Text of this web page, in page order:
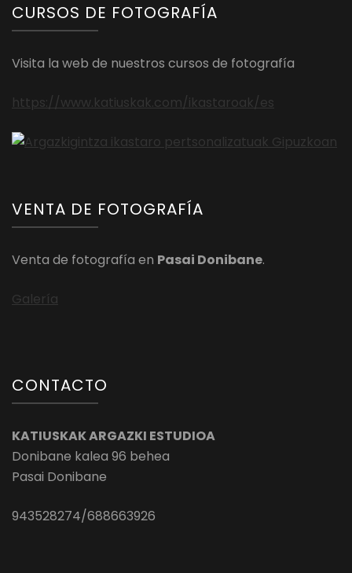
CURSOS DE FOTOGRAFÍA
Visita la web de nuestros cursos de fotografía
https://www.katiuskak.com/ikastaroak/es
VENTA DE FOTOGRAFÍA
Venta de fotografía en Pasai Donibane.
Galería
CONTACTO
KATIUSKAK ARGAZKI ESTUDIOA
Donibane kalea 96 behea
Pasai Donibane
943528274/688663926